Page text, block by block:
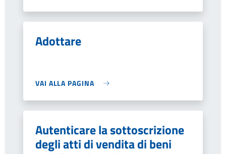
Adottare
VAI ALLA PAGINA
Autenticare la sottoscrizione
degli atti di vendita di beni